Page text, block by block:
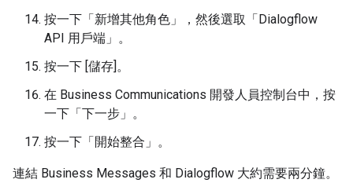
按一下「新增其他角色」
，然後選取「Dialogflow
API 用戶端」 。
按一下 [儲存]。
在 Business Communications 開發人員控制台中，按
一下「下一步」 。
按一下「開始整合」 。
連結 Business Messages 和 Dialogflow 大約需要兩分鐘。